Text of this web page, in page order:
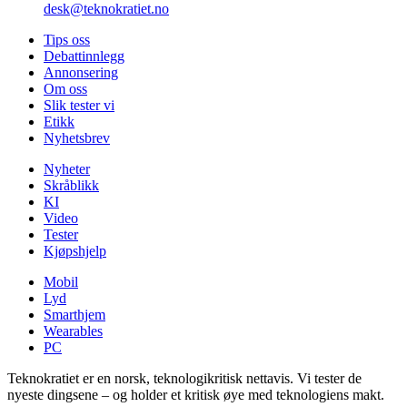
desk@teknokratiet.no
Tips oss
Debattinnlegg
Annonsering
Om oss
Slik tester vi
Etikk
Nyhetsbrev
Nyheter
Skråblikk
KI
Video
Tester
Kjøpshjelp
Mobil
Lyd
Smarthjem
Wearables
PC
Teknokratiet er en norsk, teknologikritisk nettavis. Vi tester de
nyeste dingsene – og holder et kritisk øye med teknologiens makt.